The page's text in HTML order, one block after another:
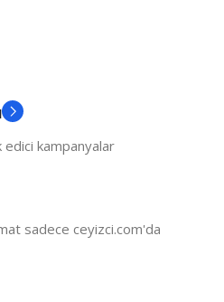
kampanyalar
sadece ceyizci.com'da